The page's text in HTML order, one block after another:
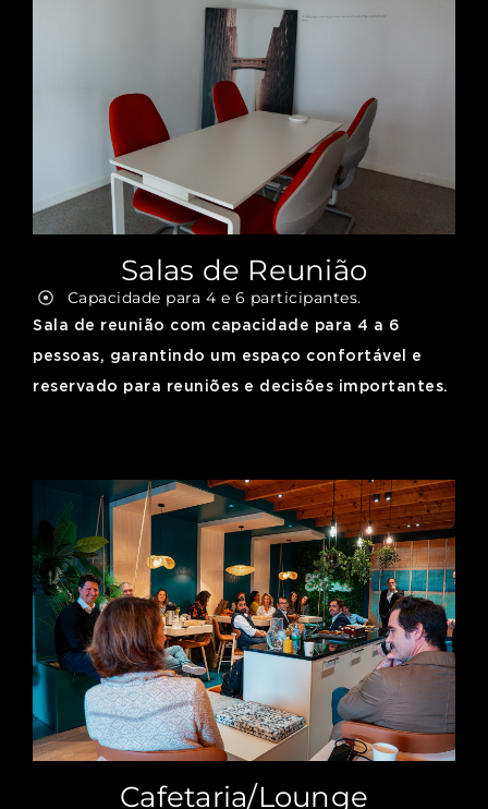
Salas de Reunião
Capacidade para 4 e 6 participantes.
Sala de reunião com capacidade para 4 a 6
pessoas, garantindo um espaço confortável e
reservado para reuniões e decisões importantes.
Cafetaria/Lounge